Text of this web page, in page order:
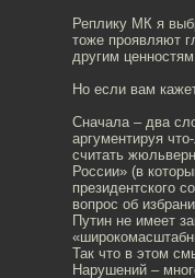
Реплику МК я
тоже проявляют
другим
Но если вам
Сначала – два
аргументируя
считать
России» (в
президентского
вопрос об
Путин не имеет
Так что в этом
Нарушений –